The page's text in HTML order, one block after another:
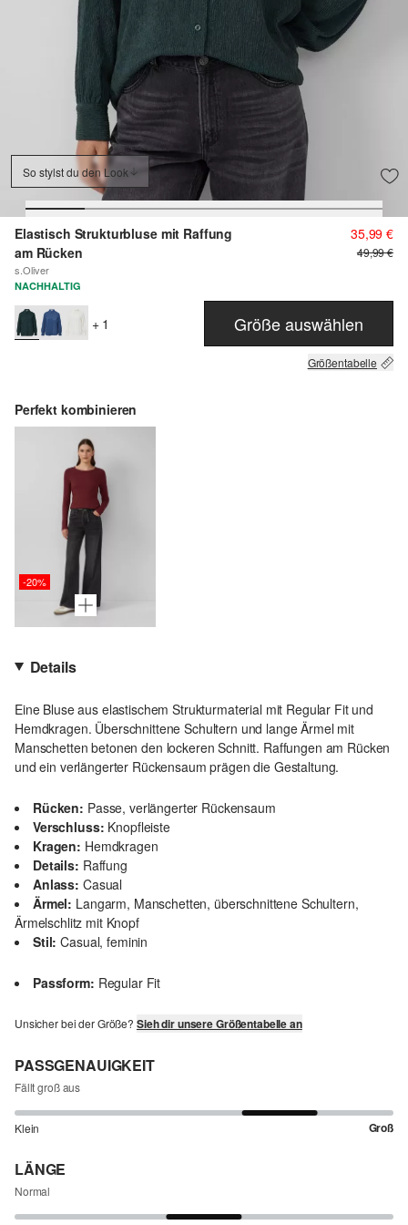
So stylst du den Look
Elastisch Strukturbluse mit Raffung
am Rücken
s.Oliver
35,99 €
49,99 €
NACHHALTIG
+ 1 Größe auswählen
Größentabelle
Perfekt kombinieren
-20%
Details
Eine Bluse aus elastischem Strukturmaterial mit Regular Fit und
Hemdkragen. Überschnittene Schultern und lange Ärmel mit
Manschetten betonen den lockeren Schnitt. Raffungen am Rücken
und ein verlängerter Rückensaum prägen die Gestaltung.
Rücken: Passe, verlängerter Rückensaum
Verschluss: Knopfleiste
Kragen: Hemdkragen
Details: Raffung
Anlass: Casual
Ärmel: Langarm, Manschetten, überschnittene Schultern,
Ärmelschlitz mit Knopf
Stil: Casual, feminin
Passform: Regular Fit
Unsicher bei der Größe? Sieh dir unsere Größentabelle an
PASSGENAUIGKEIT
Fällt groß aus
Klein Groß
LÄNGE
Normal